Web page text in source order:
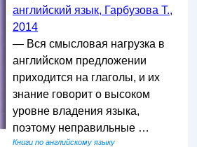
английский язык, Гарбузова Т.,
2014
— Вся смысловая нагрузка в
английском предложении
приходится на глаголы, и их
знание говорит о высоком
уровне владения языка,
поэтому неправильные …
Книги по английскому языку